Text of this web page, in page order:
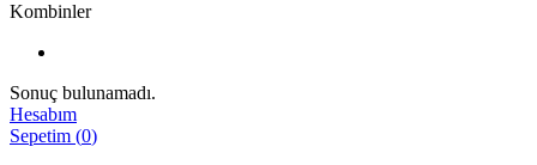
Kombinler
Sonuç bulunamadı.
Hesabım
Sepetim (0)